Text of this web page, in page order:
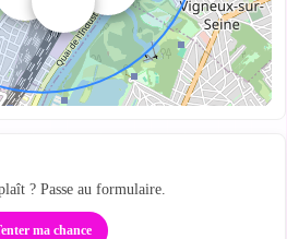
? Passe au formulaire.
ma chance